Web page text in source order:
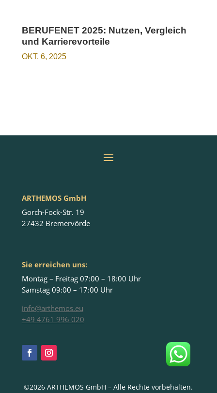
BERUFENET 2025: Nutzen, Vergleich
und Karrierevorteile
OKT. 6, 2025
ARTHEMOS GmbH
Gorch-Fock-Str. 19
27432 Bremervörde
Sie erreichen uns:
Montag – Freitag 07:00 – 18:00 Uhr
Samstag 09:00 – 17:00 Uhr
info@arthemos.eu
+49 4761 996 020
©2026 ARTHEMOS GmbH – Alle Rechte vorbehalten.